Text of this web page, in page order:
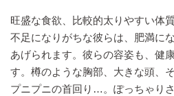
旺盛な食欲、比較的太りやすい体
不足になりがちな彼らは、肥満に
あげられます。彼らの容姿も、健
す。樽のような胸部、大きな頭、
プニプニの首回り…。ぽっちゃり